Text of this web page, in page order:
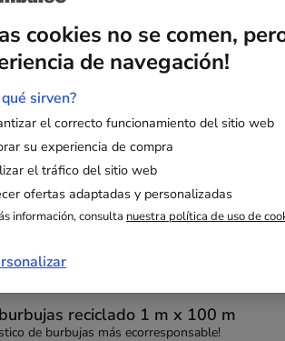
de burbujas reciclado 50 cm x 100 m
de burbujas más ecorresponsable!
burbujas reciclado 1 m x 50 m
de burbujas más ecorresponsable!
reciclado 1 m x 100 m
de burbujas más ecorresponsable!
cookies no se comen,
de navegación!
sirven?
el correcto funcionamiento del sitio web
su experiencia de compra
el tráfico del sitio web
ofertas adaptadas y personalizadas
información, consulta nuestra política de uso de